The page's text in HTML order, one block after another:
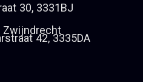
30, 3331BJ
Zwijndrecht42, 3335DA